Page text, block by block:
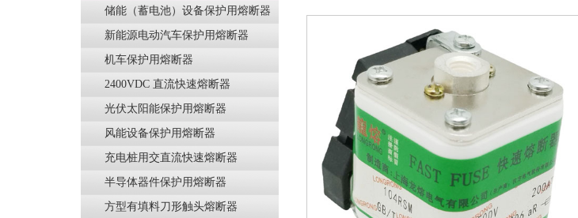
储能（蓄电池）设备保护用熔断器
新能源电动汽车保护用熔断器
机车保护用熔断器
2400VDC 直流快速熔断器
光伏太阳能保护用熔断器
风能设备保护用熔断器
充电桩用交直流快速熔断器
半导体器件保护用熔断器
方型有填料刀形触头熔断器